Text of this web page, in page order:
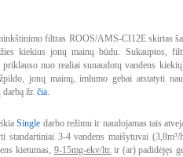
filtras ROOS/AMS-CI12E skirtas
kiekius jonų mainų būdu. Sukauptos,
nuo realiai sunaudotų vandens
jonų mainų, imlumo gebai atstatyti
žr. čia.
Single darbo režimu ir naudojamas tais
3-4 vandens maišytuvai (3,8m³/
kietumas, 9-15mg-ekv/ltr. ir (ar) padidėjęs